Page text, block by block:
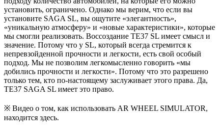
установить, ограничено. Однако мы верим, что если вы
установите SAGA SL, вы ощутите «элегантность»,
«уникальную атмосферу» и «новые характеристики», которые
мы смогли реализовать. Воссоздание TE37 SL имеет смысл и
значение. Потому что у SL, который всегда стремится к
непревзойденной прочности и легкости, есть свой особый
подход. Мы не позволим легкомысленно говорить «мы
добились прочности и легкости». Потому что это разрешено
только тем, кто по-настоящему заслуживает этого права. Да,
TE37 SAGA SL имеет это право.
※ Видео о том, как использовать AR WHEEL SIMULATOR,
находится здесь.